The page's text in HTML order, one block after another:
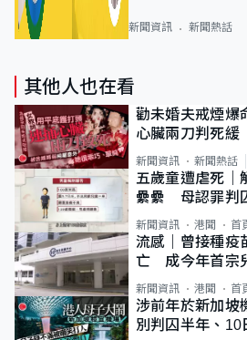
新聞資訊 新聞熱話
其他人也在看
勸未婚夫戒煙
心臟兩刀判死
新聞資訊 新聞熱話
五歲童遭虐死｜
纍纍 母認罪判
類案最惡劣
新聞資訊 港聞 首
流感｜曾接種疫
亡 成今年首宗
新聞資訊 港聞 首
涉前年於新加
別判囚半年、10